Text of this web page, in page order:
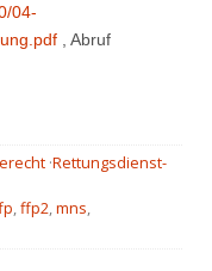
04-
, Abruf
·Rettungsdienst-
,ffp2,mns,